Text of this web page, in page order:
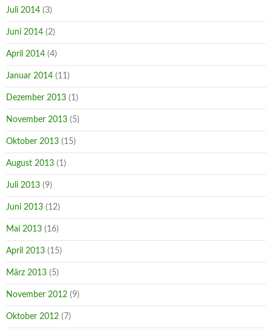
Juli 2014 (3)
Juni 2014 (2)
April 2014 (4)
Januar 2014 (11)
Dezember 2013 (1)
November 2013 (5)
Oktober 2013 (15)
August 2013 (1)
Juli 2013 (9)
Juni 2013 (12)
Mai 2013 (16)
April 2013 (15)
März 2013 (5)
November 2012 (9)
Oktober 2012 (7)